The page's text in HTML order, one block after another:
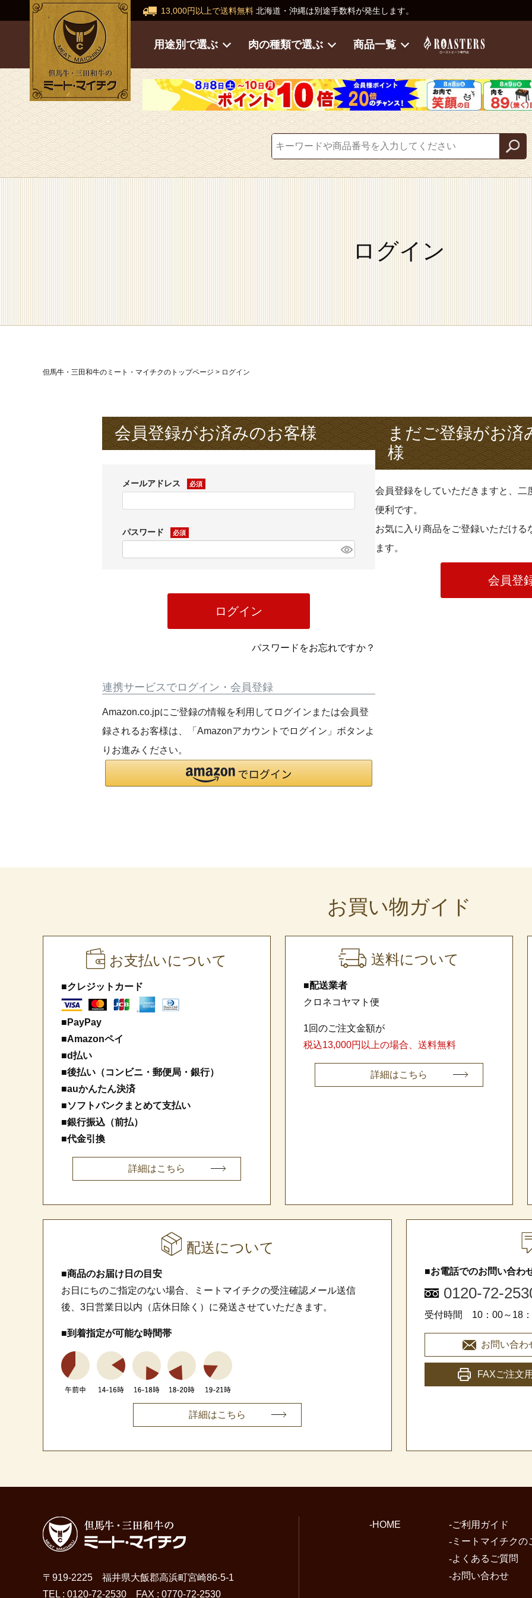
13,000円以上で送料無料 北海道・沖縄は別途手数料が発生します。
用途別で選ぶ 肉の種類で選ぶ 商品一覧
ログイン
但馬牛・三田和牛のミート・マイチクのトップページ ログイン
会員登録がお済みのお客様
メールアドレス
パスワード
ログイン
パスワードをお忘れですか？
連携サービスでログイン・会員登録
Amazon.co.jpにご登録の情報を利用してログインまたは会員登
録されるお客様は、「Amazonアカウントでログイン」ボタンよ
りお進みください。
まだご登録がお済
様
会員登録をしていただきますと、二
便利です。
お気に入り商品をご登録いただける
ます。
会員登
お買い物ガイド
お支払いについて
■クレジットカード
■PayPay
■Amazonペイ
■d払い
■後払い（コンビニ・郵便局・銀行）
■auかんたん決済
■ソフトバンクまとめて支払い
■銀行振込（前払）
■代金引換
詳細はこちら
送料について
■配送業者
クロネコヤマト便
1回のご注文金額が
税込13,000円以上の場合、送料無料
詳細はこちら
配送について
■商品のお届け日の目安
お日にちのご指定のない場合、ミートマイチクの受注確認メール送信
後、3日営業日以内（店休日除く）に発送させていただきます。
■到着指定が可能な時間帯
詳細はこちら
■お電話でのお問い合わ
0120-72-
受付時間 10：00～18
お問い合わ
FAXご注文
〒919-2225 福井県大飯郡高浜町宮崎86-5-1
TEL : 0120-72-2530 FAX : 0770-72-2530
HOME
ご利用ガイド
ミートマイチクの
よくあるご質問
お問い合わせ